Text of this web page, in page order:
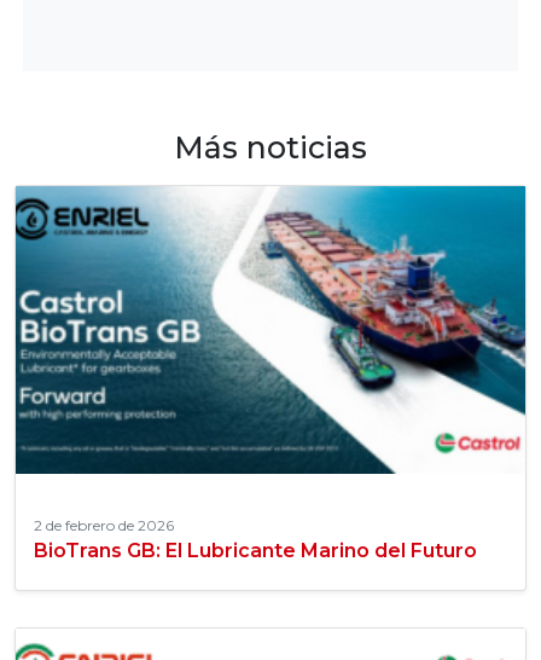
Más noticias
2 de febrero de 2026
BioTrans GB: El Lubricante Marino del Futuro